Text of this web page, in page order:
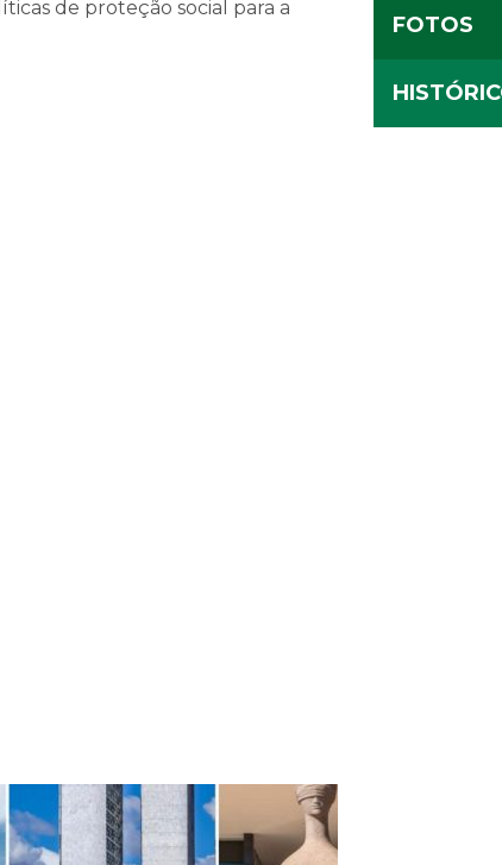
de proteção social para a
FOTOS